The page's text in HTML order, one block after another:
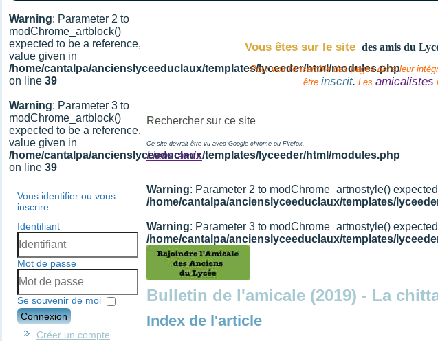
Warning: Parameter 2 to
modChrome_artblock()
expected to be a reference,
value given in
/home/cantalpa/ancienslyceeduclaux/templates/lyceeder/html/modules.php
on line 39
Warning: Parameter 3 to
modChrome_artblock()
expected to be a reference,
value given in
/home/cantalpa/ancienslyceeduclaux/templates/lyceeder/html/modules.php
on line 39
Vous identifier ou vous
inscrire
Identifiant
Mot de passe
Se souvenir de moi
Connexion
Créer un compte
Vous êtes sur le site des amis du
Pour voir l'ensemble des pages dans leur
être inscrit. Les amicalistes
Ce site devrait être vu avec Google chrome ou Firefox.
Liens amis
Warning: Parameter 2 to modChrome_artnostyle()
/home/cantalpa/ancienslyceeduclaux/templates/
Warning: Parameter 3 to modChrome_artnostyle()
/home/cantalpa/ancienslyceeduclaux/templates/
Bulletin de l'amicale (2019) - La
Index de l'article